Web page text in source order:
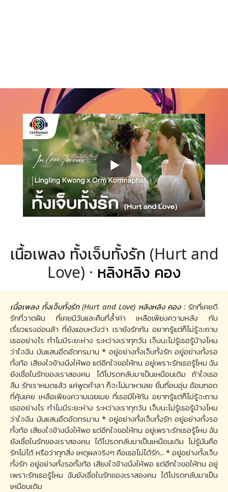
เนื้อเพลง ทั้งเจ็บทั้งรัก (Hurt and
Love) · หลิงหลิง คอง
เนื้อเพลง ทั้งเจ็บทั้งรัก (Hurt and Love) หลิงหลิง คอง : รักที่เคยดี
รักที่วาดฝัน ที่เคยมีวันและคืนที่ล้ำค่า เหลือเพียงความหลัง กับ
เรี่ยวแรงอ่อนล้า ที่ยังแอบหวังว่า เรายังรักกัน อยากรู้แต่ก็ไม่รู้จะถาม
เธออย่างไร ทําไมมีระยะห่าง ระหว่างเราทุกวัน เจ็บนะไม่รู้เธอรู้บ้างไหม
ว่าใจฉัน มันแสนอึดอัดทรมาน * อยู่อย่างทั้งเจ็บทั้งรัก อยู่อย่างทั้งรอ
ทั้งท้อ เสียงใจข้างนึงให้พอ แต่อีกใจขอให้ทน อยู่เพราะรักเธอรู้ไหม ฉัน
ยังเชื่อในรักของเราสองคน ได้โปรดกลับมาเป็นเหมือนเดิม ถ้าใจเธอ
ลืม รักเราหมดแล้ว แค่พูดคําลา ก็จะไม่มาหาเลย ยิ้มที่อบอุ่น อ้อมกอด
ที่คุ้นเคย เหลือเพียงความเฉยเมย ที่เธอมีให้กัน อยากรู้แต่ก็ไม่รู้จะถาม
เธออย่างไร ทําไมมีระยะห่าง ระหว่างเราทุกวัน เจ็บนะไม่รู้เธอรู้บ้างไหม
ว่าใจฉัน มันแสนอึดอัดทรมาน * อยู่อย่างทั้งเจ็บทั้งรัก อยู่อย่างทั้งรอ
ทั้งท้อ เสียงใจข้างนึงให้พอ แต่อีกใจขอให้ทน อยู่เพราะรักเธอรู้ไหม ฉัน
ยังเชื่อในรักของเราสองคน ได้โปรดกลับมาเป็นเหมือนเดิม ไม่รู้มันคือ
รักไม่ได้ หรือว่าทุกสิ่ง เหตุผลจริงๆ คือเธอไม่ได้รัก.. * อยู่อย่างทั้งเจ็บ
ทั้งรัก อยู่อย่างทั้งรอทั้งท้อ เสียงใจข้างนึงให้พอ แต่อีกใจขอให้ทน อยู่
เพราะรักเธอรู้ไหม ฉันยังเชื่อในรักของเราสองคน ได้โปรดกลับมาเป็น
เหมือนเดิม